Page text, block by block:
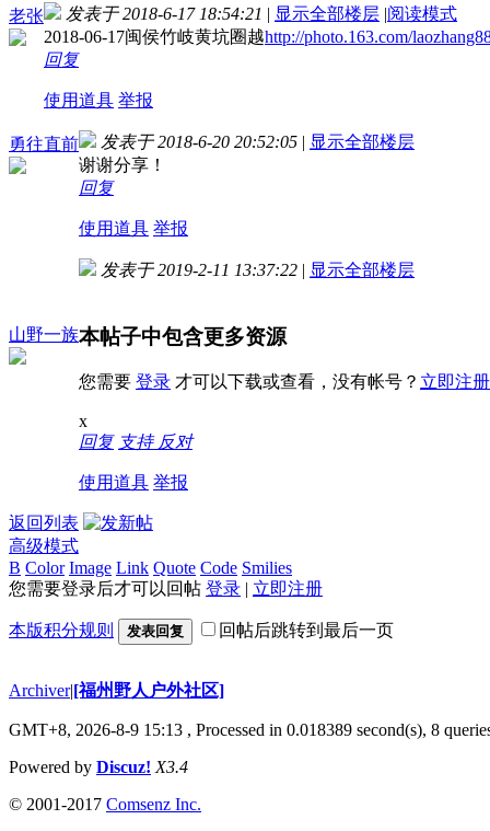
老张
发表于 2018-6-17 18:54:21 | 显示全部楼层 |阅读模式
2018-06-17闽侯竹岐黄坑圈越http://photo.163.com/
回复
使用道具 举报
勇往直前 发表于 2018-6-20 20:52:05 | 显示全部楼层
谢谢分享！
回复
使用道具 举报
山野一族
发表于 2019-2-11 13:37:22 | 显示全部楼层
本帖子中包含更多资源
您需要 登录 才可以下载或查看，没有帐号？ 立即注册
x
回复 支持 反对
使用道具 举报
返回列表
高级模式
B Color Image Link Quote Code Smilies
您需要登录后才可以回帖 登录 | 立即注册
本版积分规则 发表回复 回帖后跳转到最后一页
Archiver|[福州野人户外社区]
GMT+8, 2026-8-9 15:13 , Processed in 0.018389 second(s), 8
Powered by Discuz! X3.4
© 2001-2017 Comsenz Inc.